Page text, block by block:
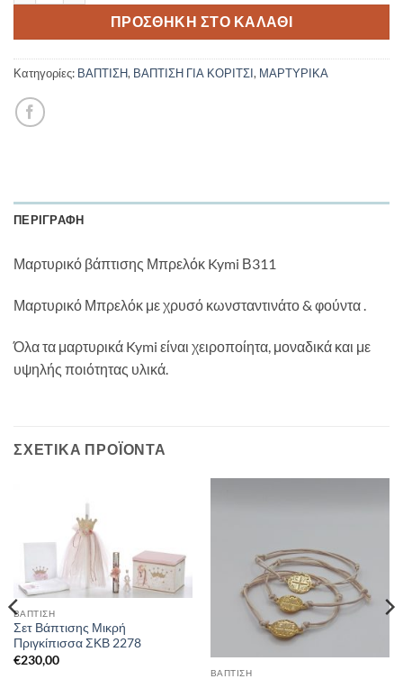
ΠΡΟΣΘΉΚΗ ΣΤΟ ΚΑΛΆΘΙ
Κατηγορίες: ΒΑΠΤΙΣΗ, ΒΑΠΤΙΣΗ ΓΙΑ ΚΟΡΙΤΣΙ, ΜΑΡΤΥΡΙΚΑ
ΠΕΡΙΓΡΑΦΉ
Μαρτυρικό βάπτισης Μπρελόκ Kymi Β311
Μαρτυρικό Μπρελόκ με χρυσό κωνσταντινάτο & φούντα .
Όλα τα μαρτυρικά Kymi είναι χειροποίητα, μοναδικά και με
υψηλής ποιότητας υλικά.
ΣΧΕΤΙΚΆ ΠΡΟΪΌΝΤΑ
ΒΑΠΤΙΣΗ
Σετ Βάπτισης Μικρή
Πριγκίπισσα ΣΚΒ 2278
€230,00
ΒΑΠΤΙΣΗ